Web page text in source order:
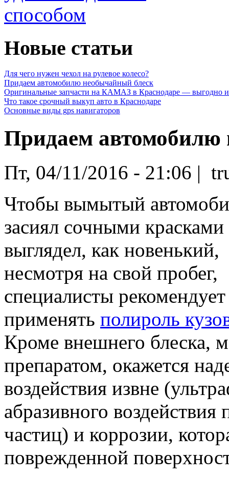
Новые статьи
Для чего нужен чехол на рулевое колесо?
Придаем автомобилю необычайный блеск
Оригинальные запчасти на КАМАЗ в Краснодаре — выгодно и
Что такое срочный выкуп авто в Краснодаре
Основные виды gps навигаторов
Придаем
Пт, 04/11/2016 - 21:06 |
Чтобы вымытый
засиял сочными красками
выглядел, как новенький,
несмотря на свой пробег,
специалисты рекомендует
применять полироль
Кроме внешнего блеска,
препаратом, окажется
воздействия извне
абразивного
частиц) и коррозии,
поврежденной